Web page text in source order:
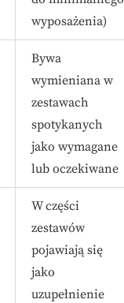
wyposażenia)
Bywa
wymieniana w
zestawach
spotykanych
jako wymagane
lub oczekiwane
W części
zestawów
pojawiają się
jako
uzupełnienie